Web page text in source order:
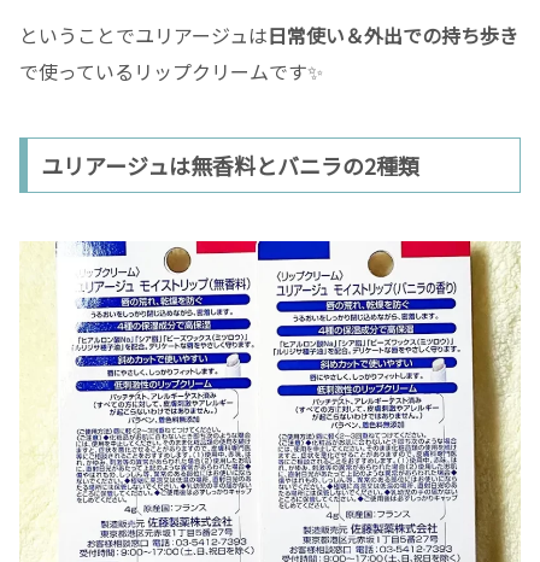
ということでユリアージュは日常使い＆外出での持ち歩き
で使っているリップクリームです✨
ユリアージュは無香料とバニラの2種類